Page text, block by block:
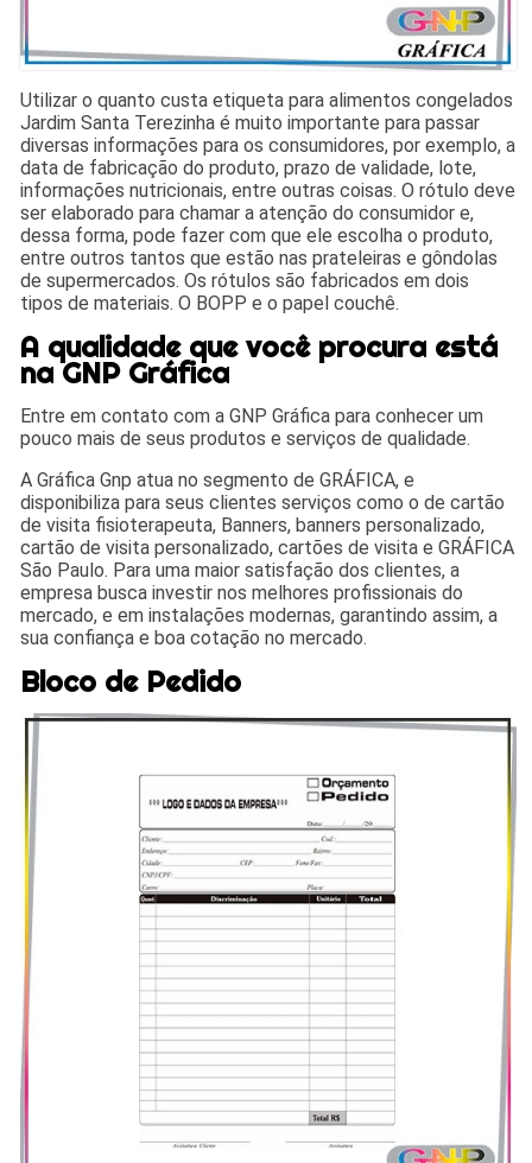
Utilizar o quanto custa etiqueta para alimentos congelados
Jardim Santa Terezinha é muito importante para passar
diversas informações para os consumidores, por exemplo, a
data de fabricação do produto, prazo de validade, lote,
informações nutricionais, entre outras coisas. O rótulo deve
ser elaborado para chamar a atenção do consumidor e,
dessa forma, pode fazer com que ele escolha o produto,
entre outros tantos que estão nas prateleiras e gôndolas
de supermercados. Os rótulos são fabricados em dois
tipos de materiais. O BOPP e o papel couchê.
A qualidade que você procura está
na GNP Gráfica
Entre em contato com a GNP Gráfica para conhecer um
pouco mais de seus produtos e serviços de qualidade.
A Gráfica Gnp atua no segmento de GRÁFICA, e
disponibiliza para seus clientes serviços como o de cartão
de visita fisioterapeuta, Banners, banners personalizado,
cartão de visita personalizado, cartões de visita e GRÁFICA
São Paulo. Para uma maior satisfação dos clientes, a
empresa busca investir nos melhores profissionais do
mercado, e em instalações modernas, garantindo assim, a
sua confiança e boa cotação no mercado.
Bloco de Pedido